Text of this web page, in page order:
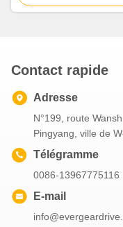
KW et rapport de
Contact rapide
Adresse
N°199, route
Pingyang, ville de
Télégramme
0086-13967775116
E-mail